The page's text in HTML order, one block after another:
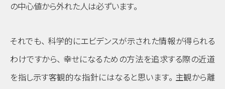
の中心値から外れた人は必ずいます。
それでも、 科学的にエビデンスが示された情報が得られる
わけですから、 幸せになるための方法を追求する際の近道
を指し示す客観的な指針にはなると思います。 主観から離